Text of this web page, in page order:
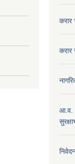
करार
करार
आ.व.